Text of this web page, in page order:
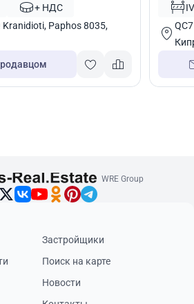
№ 5874+ НДС
Kranidioti, Paphos 8035,
WRE Group
Застройщики
Поиск на карте
Новости